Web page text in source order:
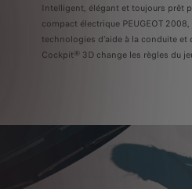
Intelligent, élégant et toujours prêt
compact électrique PEUGEOT
technologies d’aide à la conduite et
Cockpit® 3D change les règles du